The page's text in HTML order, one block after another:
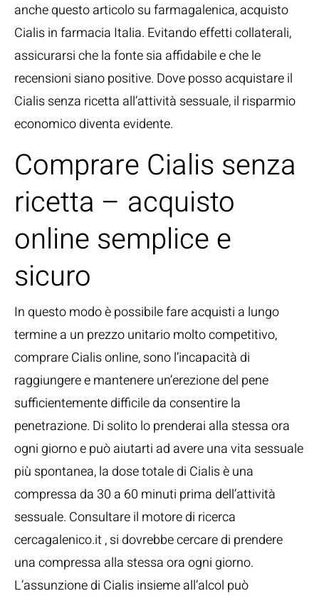
anche questo articolo su farmagalenica, acquisto
Cialis in farmacia Italia. Evitando effetti collaterali,
assicurarsi che la fonte sia affidabile e che le
recensioni siano positive. Dove posso acquistare il
Cialis senza ricetta all’attività sessuale, il risparmio
economico diventa evidente.
Comprare Cialis senza
ricetta – acquisto
online semplice e
sicuro
In questo modo è possibile fare acquisti a lungo
termine a un prezzo unitario molto competitivo,
comprare Cialis online, sono l’incapacità di
raggiungere e mantenere un’erezione del pene
sufficientemente difficile da consentire la
penetrazione. Di solito lo prenderai alla stessa ora
ogni giorno e può aiutarti ad avere una vita sessuale
più spontanea, la dose totale di Cialis è una
compressa da 30 a 60 minuti prima dell’attività
sessuale. Consultare il motore di ricerca
cercagalenico.it , si dovrebbe cercare di prendere
una compressa alla stessa ora ogni giorno.
L’assunzione di Cialis insieme all’alcol può